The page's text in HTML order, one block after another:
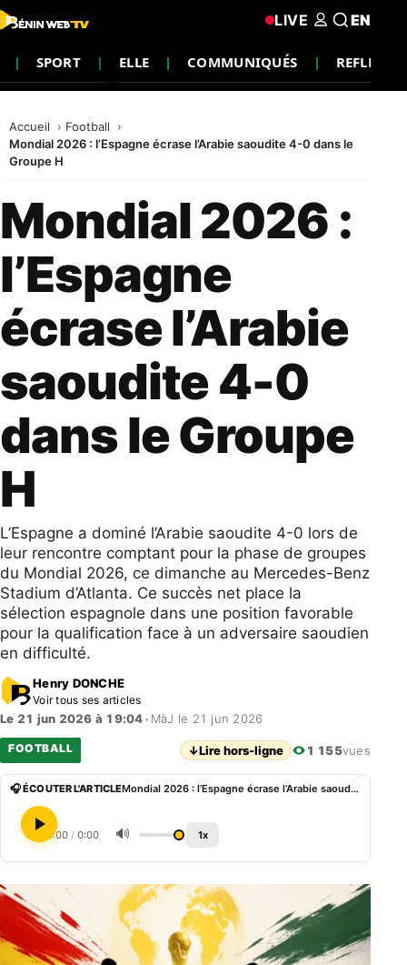
SPORT ELLE COMMUNIQUÉS
LIVE EN
Accueil
Football
Mondial 2026 : l’Espagne écrase l’Arabie saoudite 4-0 dans le
Groupe H
Mondial 2026 :
l’Espagne
écrase l’Arabie
saoudite 4-0
dans le Groupe
H
L’Espagne a dominé l’Arabie saoudite 4-0 lors de
leur rencontre comptant pour la phase de groupes
du Mondial 2026, ce dimanche au Mercedes-Benz
Stadium d’Atlanta. Ce succès net place la
sélection espagnole dans une position favorable
pour la qualification face à un adversaire saoudien
en difficulté.
Henry DONCHE
Voir tous ses articles
Le 21 jun 2026 à 19:04• MàJ le 21 jun 2026
FOOTBALL ↓Lire hors-ligne 1 155vues
🎧 ÉCOUTER L'ARTICLE Mondial 2026 : l’Espagne écrase l’Arabie saoudite 4-0 dans le Groupe H
0:00 / 0:00 🔊 1x